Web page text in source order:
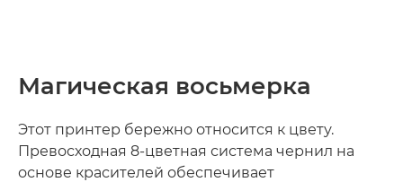
Магическая восьмерка
Этот принтер бережно относится к цвету.
Превосходная 8-цветная система чернил на
основе красителей обеспечивает